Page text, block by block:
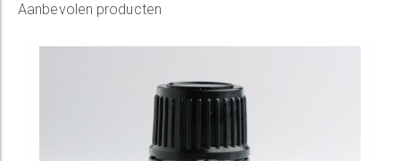
Aanbevolen producten